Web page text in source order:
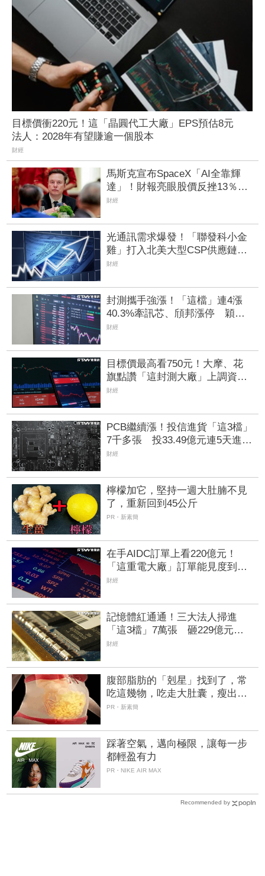
目標價衝220元！這「晶圓代工大廠」EPS預估8元
法人：2028年有望賺逾一個股本
財經
馬斯克宣布SpaceX「AI全靠輝
達」！財報亮眼股價反挫13％
主角收盤兩樣情
財經
光通訊需求爆發！「聯發科小金
雞」打入北美大型CSP供應鏈
全年EPS挑戰近2個股本
財經
封測攜手強漲！「這檔」連4漲
40.3%牽訊芯、頎邦漲停 穎
崴、旺矽都累漲30%以上
財經
目標價最高看750元！大摩、花
旗點讚「這封測大廠」上調資本
支出達105億美元 Q2獲利寫歷
財經
PCB繼續漲！投信進貨「這3檔」
7千多張 投33.49億元連5天進場
臻鼎
財經
檸檬加它，堅持一週大肚腩不見
了，重新回到45公斤
PR・新素簡
在手AIDC訂單上看220億元！
「這重電大廠」訂單能見度到
2029年 領士電共喊：產業5年
財經
記憶體紅通通！三大法人掃進
「這3檔」7萬張 砸229億元連4
日補貨南亞科
財經
腹部脂肪的「剋星」找到了，常
吃這幾物，吃走大肚囊，瘦出小
蠻腰
PR・新素簡
踩著空氣，邁向極限，讓每一步
都輕盈有力
PR・NIKE AIR MAX
Recommended by